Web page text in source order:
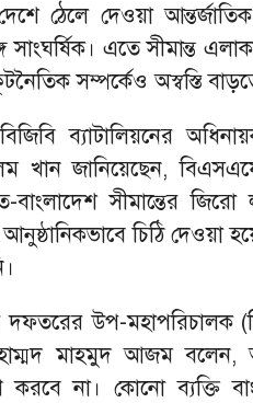
ঠেলে দেওয়া
সাংঘর্ষিক। এতে সীমান্ত
সম্পর্কেও অস্বস্তি
ব্যাটালিয়নের
জানিয়েছেন,
সীমান্তের জিরো
চিঠি দেওয়া
দফতরের উপ-মহাপরিচালক
মাহমুদ আজম বলেন,
করবে না। কোনো ব্যক্তি